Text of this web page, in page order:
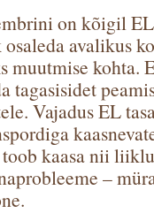
on kõigil
avalikus
muutmise kohta.
tagasisidet
Vajadus EL
kaasa nii
–